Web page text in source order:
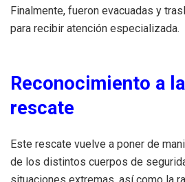
Finalmente, fueron evacuadas y
para recibir atención especializada.
Reconocimiento a
rescate
Este rescate vuelve a poner de
de los distintos cuerpos de